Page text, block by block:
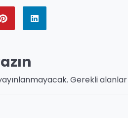
Gerekli alanlar